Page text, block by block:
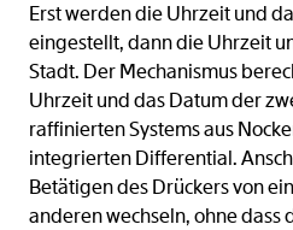
Erst werden die Uhrzeit und
eingestellt, dann die Uhrzeit
Stadt. Der Mechanismus
Uhrzeit und das Datum der
raffinierten Systems aus
integrierten Differential.
Betätigen des Drückers von
anderen wechseln, ohne dass